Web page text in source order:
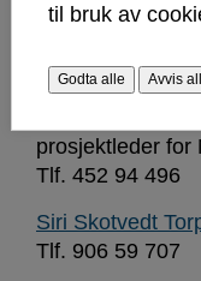
Lars Erik
Tlf. 456 62 438
prosjektleder for
Tlf. 452 94 496
Siri Skotvedt
Tlf. 906 59 707
til bruk av
Godta alle Avvis